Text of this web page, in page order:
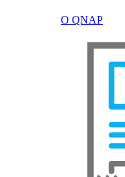
О QNAP